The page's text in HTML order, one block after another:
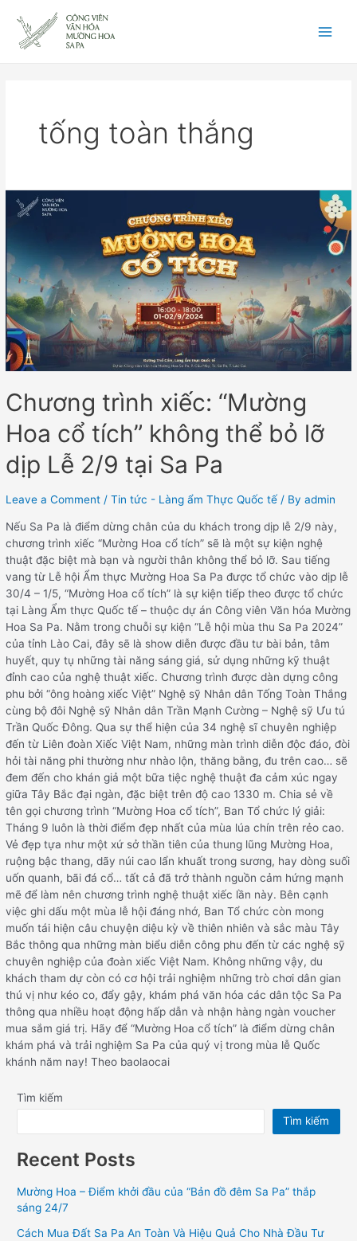
content
tống toàn thắng
Chương trình xiếc: “Mường
Hoa cổ tích” không thể bỏ lỡ
dịp Lễ 2/9 tại Sa Pa
Leave a Comment /Tin tức - Làng ẩm Thực Quốc tế / Byadmin
Nếu Sa Pa là điểm dừng chân của du khách trong dịp lễ 2/9 này,
chương trình xiếc “Mường Hoa cổ tích” sẽ là một sự kiện nghệ
thuật đặc biệt mà bạn và người thân không thể bỏ lỡ. Sau tiếng
vang từ Lễ hội Ẩm thực Mường Hoa Sa Pa được tổ chức vào dịp lễ
30/4 – 1/5, “Mường Hoa cổ tích” là sự kiện tiếp theo được tổ chức
tại Làng Ẩm thực Quốc tế – thuộc dự án Công viên Văn hóa Mường
Hoa Sa Pa. Nằm trong chuỗi sự kiện “Lễ hội mùa thu Sa Pa 2024”
của tỉnh Lào Cai, đây sẽ là show diễn được đầu tư bài bản, tâm
huyết, quy tụ những tài năng sáng giá, sử dụng những kỹ thuật
đỉnh cao của nghệ thuật xiếc. Chương trình được dàn dựng công
phu bởi “ông hoàng xiếc Việt” Nghệ sỹ Nhân dân Tống Toàn Thắng
cùng bộ đôi Nghệ sỹ Nhân dân Trần Mạnh Cường – Nghệ sỹ Ưu tú
Trần Quốc Đông. Qua sự thể hiện của 34 nghệ sĩ chuyên nghiệp
đến từ Liên đoàn Xiếc Việt Nam, những màn trình diễn độc đáo, đòi
hỏi tài năng phi thường như nhào lộn, thăng bằng, đu trên cao… sẽ
đem đến cho khán giả một bữa tiệc nghệ thuật đa cảm xúc ngay
giữa Tây Bắc đại ngàn, đặc biệt trên độ cao 1330 m. Chia sẻ về
tên gọi chương trình “Mường Hoa cổ tích”, Ban Tổ chức lý giải:
Tháng 9 luôn là thời điểm đẹp nhất của mùa lúa chín trên rẻo cao.
Vẻ đẹp tựa như một xứ sở thần tiên của thung lũng Mường Hoa,
ruộng bậc thang, dãy núi cao lẩn khuất trong sương, hay dòng suối
uốn quanh, bãi đá cổ… tất cả đã trở thành nguồn cảm hứng mạnh
mẽ để làm nên chương trình nghệ thuật xiếc lần này. Bên cạnh
việc ghi dấu một mùa lễ hội đáng nhớ, Ban Tổ chức còn mong
muốn tái hiện câu chuyện diệu kỳ về thiên nhiên và sắc màu Tây
Bắc thông qua những màn biểu diễn công phu đến từ các nghệ sỹ
chuyên nghiệp của đoàn xiếc Việt Nam. Không những vậy, du
khách tham dự còn có cơ hội trải nghiệm những trò chơi dân gian
thú vị như kéo co, đẩy gậy, khám phá văn hóa các dân tộc Sa Pa
thông qua nhiều hoạt động hấp dẫn và nhận hàng ngàn voucher
mua sắm giá trị. Hãy để “Mường Hoa cổ tích” là điểm dừng chân
khám phá và trải nghiệm Sa Pa của quý vị trong mùa lễ Quốc
khánh năm nay! Theo baolaocai
Tìm kiếm
Tìm kiếm
Recent Posts
Mường Hoa – Điểm khởi đầu của “Bản đồ đêm Sa Pa” thắp
sáng 24/7
Cách Mua Đất Sa Pa An Toàn Và Hiệu Quả Cho Nhà Đầu Tư